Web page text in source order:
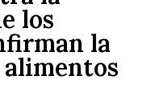
los
la